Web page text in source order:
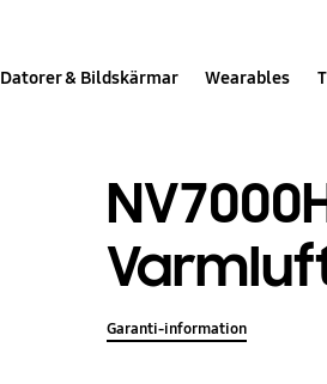
Datorer & Bildskärmar Wearables
Garanti-information